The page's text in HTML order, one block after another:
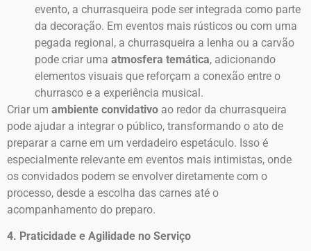
evento, a churrasqueira pode ser integrada como parte
da decoração. Em eventos mais rústicos ou com uma
pegada regional, a churrasqueira a lenha ou a carvão
pode criar uma atmosfera temática, adicionando
elementos visuais que reforçam a conexão entre o
churrasco e a experiência musical.
Criar um ambiente convidativo ao redor da churrasqueira
pode ajudar a integrar o público, transformando o ato de
preparar a carne em um verdadeiro espetáculo. Isso é
especialmente relevante em eventos mais intimistas, onde
os convidados podem se envolver diretamente com o
processo, desde a escolha das carnes até o
acompanhamento do preparo.
4. Praticidade e Agilidade no Serviço